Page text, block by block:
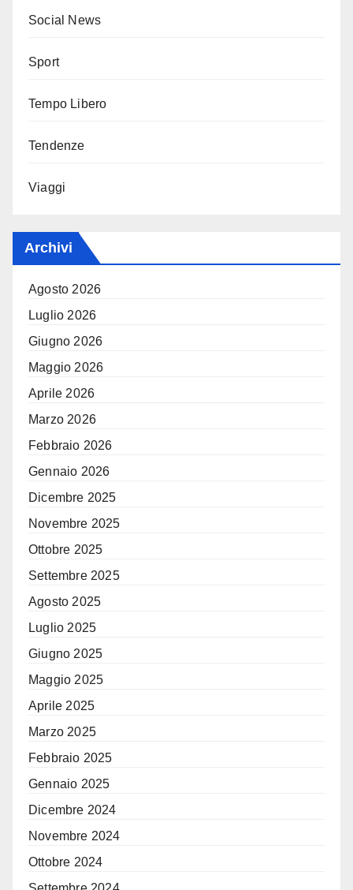
Social News
Sport
Tempo Libero
Tendenze
Viaggi
Archivi
Agosto 2026
Luglio 2026
Giugno 2026
Maggio 2026
Aprile 2026
Marzo 2026
Febbraio 2026
Gennaio 2026
Dicembre 2025
Novembre 2025
Ottobre 2025
Settembre 2025
Agosto 2025
Luglio 2025
Giugno 2025
Maggio 2025
Aprile 2025
Marzo 2025
Febbraio 2025
Gennaio 2025
Dicembre 2024
Novembre 2024
Ottobre 2024